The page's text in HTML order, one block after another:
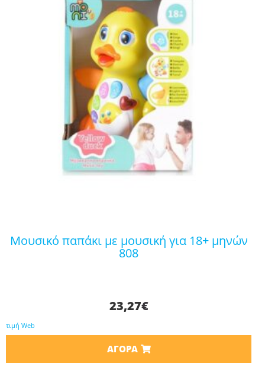
μουσικό παπάκι με μουσική για 18+ μηνών
808
23,27€
τιμή Web
ΑΓΟΡΆ